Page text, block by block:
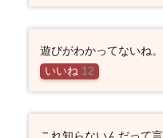
遊びがわかってないね
いいね 12
これ知らないんだって